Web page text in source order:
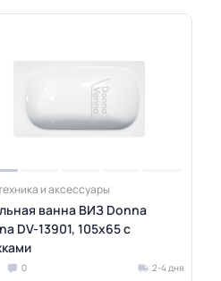
и аксессуары
ванна ВИЗ Donna
DV-13901, 105х65 с
0 2-4 дня